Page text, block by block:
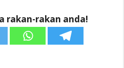
rakan-rakan anda!